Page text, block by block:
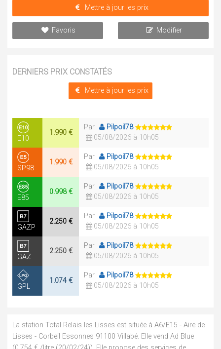
Mettre à jour les prix
Favoris Modifier
DERNIERS PRIX CONSTATÉS
Mettre à jour les prix
E10
1.990 €
Par
Pilpoil78
05/08/2026 à 10h05
SP98
1.990 €
Par
Pilpoil78
05/08/2026 à 10h05
E85
0.998 €
Par
Pilpoil78
05/08/2026 à 10h05
GAZP
2.250 €
Par
Pilpoil78
05/08/2026 à 10h05
GAZ
2.250 €
Par
Pilpoil78
05/08/2026 à 10h05
GPL
1.074 €
Par
Pilpoil78
05/08/2026 à 10h05
La station Total Relais les Lisses est située à A6/E15 - Aire de
Lisses - Corbeil Essonnes 91100 Villabé. Elle vend Ad Blue